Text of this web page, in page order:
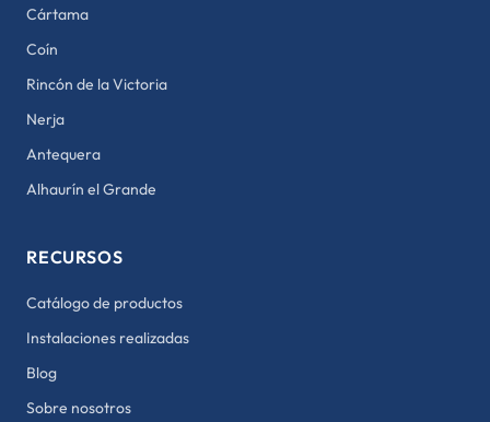
Cártama
Coín
Rincón de la Victoria
Nerja
Antequera
Alhaurín el Grande
RECURSOS
Catálogo de productos
Instalaciones realizadas
Blog
Sobre nosotros